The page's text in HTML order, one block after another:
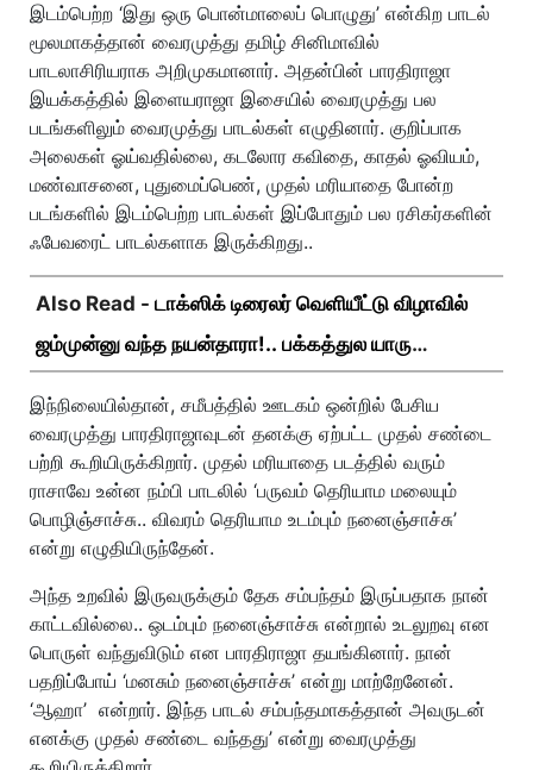
இடம்பெற்ற ‘இது ஒரு பொன்மாலைப் பொழுது’ என்கிற பாடல்
மூலமாகத்தான் வைரமுத்து தமிழ் சினிமாவில்
பாடலாசிரியராக அறிமுகமானார். அதன்பின் பாரதிராஜா
இயக்கத்தில் இளையராஜா இசையில் வைரமுத்து பல
படங்களிலும் வைரமுத்து பாடல்கள் எழுதினார். குறிப்பாக
அலைகள் ஓய்வதில்லை, கடலோர கவிதை, காதல் ஓவியம்,
மண்வாசனை, புதுமைப்பெண், முதல் மரியாதை போன்ற
படங்களில் இடம்பெற்ற பாடல்கள் இப்போதும் பல ரசிகர்களின்
ஃபேவரைட் பாடல்களாக இருக்கிறது..
Also Read - டாக்ஸிக் டிரைலர் வெளியீட்டு விழாவில்
ஜம்முன்னு வந்த நயன்தாரா!.. பக்கத்துல யாரு
இந்நிலையில்தான், சமீபத்தில் ஊடகம் ஒன்றில் பேசிய
வைரமுத்து பாரதிராஜாவுடன் தனக்கு ஏற்பட்ட முதல் சண்டை
பற்றி கூறியிருக்கிறார். முதல் மரியாதை படத்தில் வரும்
ராசாவே உன்ன நம்பி பாடலில் ‘பருவம் தெரியாம மலையும்
பொழிஞ்சாச்சு.. விவரம் தெரியாம உடம்பும் நனைஞ்சாச்சு’
என்று எழுதியிருந்தேன்.
அந்த உறவில் இருவருக்கும் தேக சம்பந்தம் இருப்பதாக நான்
காட்டவில்லை.. ஒடம்பும் நனைஞ்சாச்சு என்றால் உடலுறவு என
பொருள் வந்துவிடும் என பாரதிராஜா தயங்கினார். நான்
பதறிப்போய் ‘மனசும் நனைஞ்சாச்சு’ என்று மாற்றேனேன்.
‘ஆஹா’ என்றார். இந்த பாடல் சம்பந்தமாகத்தான் அவருடன்
எனக்கு முதல் சண்டை வந்தது’ என்று வைரமுத்து